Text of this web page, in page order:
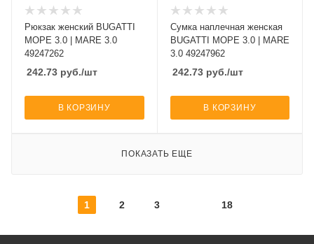
Рюкзак женский BUGATTI
МОРЕ 3.0 | MARE 3.0
49247262
242.73 руб./шт
В КОРЗИНУ
Сумка наплечная женская
BUGATTI МОРЕ 3.0 | MARE
3.0 49247962
242.73руб./шт
В КОРЗИНУ
ПОКАЗАТЬ ЕЩЕ
1 2 3 18